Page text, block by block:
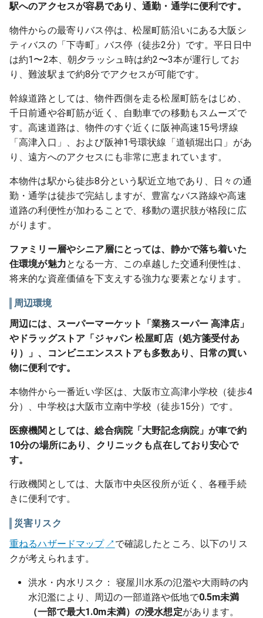
駅へのアクセスが容易であり、通勤・通学に便利です。
物件からの最寄りバス停は、松屋町筋沿いにある大阪シ
ティバスの「下寺町」バス停（徒歩2分）です。平日日中
は約1〜2本、朝夕ラッシュ時は約2〜3本が運行してお
り、難波駅まで約8分でアクセスが可能です。
幹線道路としては、物件西側を走る松屋町筋をはじめ、
千日前通や谷町筋が近く、自動車での移動もスムーズで
す。高速道路は、物件のすぐ近くに阪神高速15号堺線
「高津入口」、および阪神1号環状線「道頓堀出口」があ
り、遠方へのアクセスにも非常に恵まれています。
本物件は駅から徒歩8分という駅近立地であり、日々の通
勤・通学は徒歩で完結しますが、豊富なバス路線や高速
道路の利便性が加わることで、移動の選択肢が格段に広
がります。
ファミリー層やシニア層にとっては、静かで落ち着いた
住環境が魅力となる一方、この卓越した交通利便性は、
将来的な資産価値を下支えする強力な要素となります。
周辺環境
周辺には、スーパーマーケット「業務スーパー 高津店」
やドラッグストア「ジャパン 松屋町店（処方箋受付あ
り）」、コンビニエンスストアも多数あり、日常の買い
物に便利です。
本物件から一番近い学区は、大阪市立高津小学校（徒歩4
分）、中学校は大阪市立南中学校（徒歩15分）です。
医療機関としては、総合病院「大野記念病院」が車で約
10分の場所にあり、クリニックも点在しており安心で
す。
行政機関としては、大阪市中央区役所が近く、各種手続
きに便利です。
災害リスク
重ねるハザードマップ
で確認したところ、以下のリス
クが考えられます。
洪水・内水リスク： 寝屋川水系の氾濫や大雨時の内
水氾濫により、周辺の一部道路や低地で0.5m未満
（一部で最大1.0m未満）の浸水想定があります。